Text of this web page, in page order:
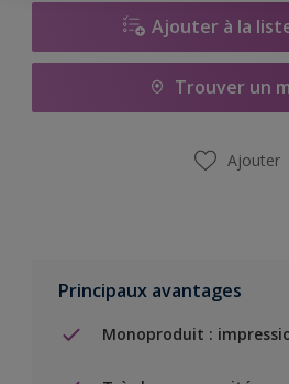
Ajouter à la
Trouver un
Ajouter
Principaux avantages
Monoproduit :